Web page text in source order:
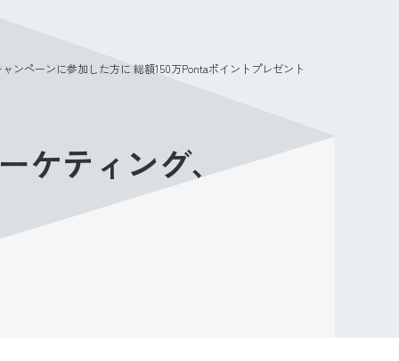
ンペーンに参加した方に 総額150万Pontaポイントプレゼント
ケティング、